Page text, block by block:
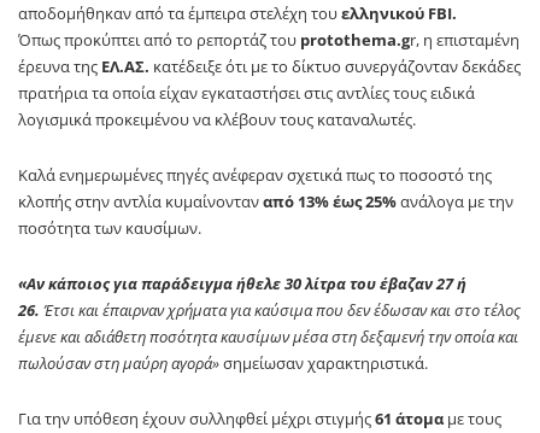
αποδομήθηκαν από τα έμπειρα στελέχη τουελληνικού FBI.
Όπως προκύπτει από το ρεπορτάζ του protothema.gr, η επισταμένη
έρευνα της ΕΛ.ΑΣ. κατέδειξε ότι με το δίκτυο συνεργάζονταν δεκάδες
πρατήρια τα οποία είχαν εγκαταστήσει στις αντλίες τους ειδικά
λογισμικά προκειμένου να κλέβουν τους καταναλωτές.
Καλά ενημερωμένες πηγές ανέφεραν σχετικά πως το ποσοστό της
κλοπής στην αντλία κυμαίνονταναπό 13% έως 25%ανάλογα με την
ποσότητα των καυσίμων.
«Αν κάποιος για παράδειγμα ήθελε 30 λίτρα του έβαζαν 27 ή
26. Έτσι και έπαιρναν χρήματα για καύσιμα που δεν έδωσαν και στο τέλος
έμενε και αδιάθετη ποσότητα καυσίμων μέσα στη δεξαμενή την οποία και
πωλούσαν στη μαύρη αγορά»σημείωσαν χαρακτηριστικά.
Για την υπόθεση έχουν συλληφθεί μέχρι στιγμής61 άτομα με τους